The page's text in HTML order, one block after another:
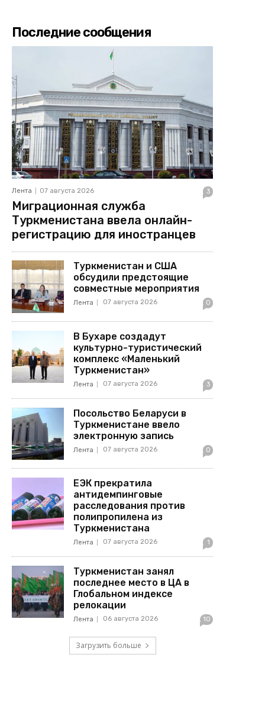
Последние сообщения
Лента 07 августа 2026 3
Миграционная служба
Туркменистана ввела онлайн-
регистрацию для иностранцев
Туркменистан и США
обсудили предстоящие
совместные мероприятия
Лента 07 августа 2026 0
В Бухаре создадут
культурно-туристический
комплекс «Маленький
Туркменистан»
Лента 07 августа 2026 3
Посольство Беларуси в
Туркменистане ввело
электронную запись
Лента 07 августа 2026 0
ЕЭК прекратила
антидемпинговые
расследования против
полипропилена из
Туркменистана
Лента 07 августа 2026 1
Туркменистан занял
последнее место в ЦА в
Глобальном индексе
релокации
Лента 06 августа 2026 10
Загрузить больше